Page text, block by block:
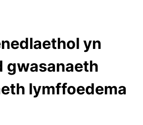
yn
gwasanaeth
lymffoedema